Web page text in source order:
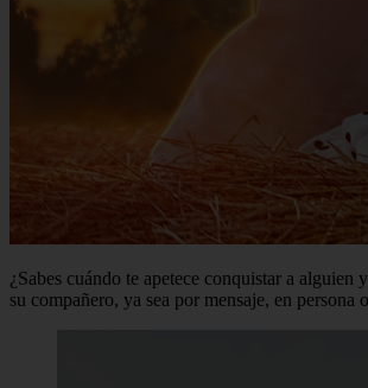
¿Sabes cuándo te apetece conquistar a
su compañero, ya sea por mensaje, en